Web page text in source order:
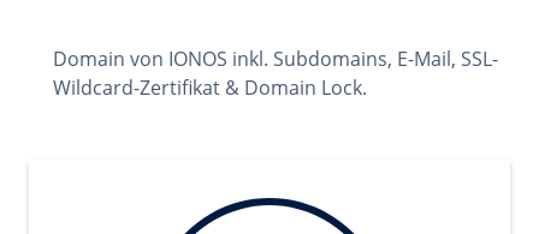
Domain von IONOS inkl. Subdomains, E-Mail, SSL-
Wildcard-Zertifikat & Domain Lock.